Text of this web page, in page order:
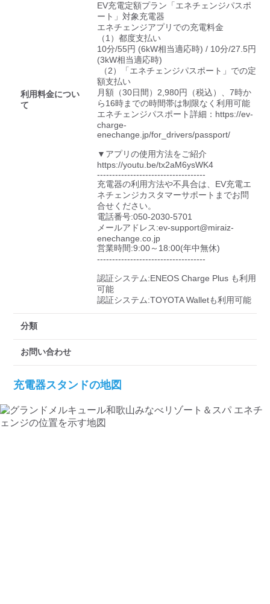
利用料金につい
て
EV充電定額プラン「エネチェンジパスポ
ート」対象充電器
エネチェンジアプリでの充電料金
（1）都度支払い
10分/55円 (6kW相当適応時) / 10分/27.5円
(3kW相当適応時)
額支払い
月額（30日間）2,980円（税込）、7時か
ら16時までの時間帯は制限なく利用可能
エネチェンジパスポート詳細：https://ev-
charge-
enechange.jp/for_drivers/passport/
▼アプリの使用方法をご紹介
https://youtu.be/tx2aM6ysWK4
------------------------------------
充電器の利用方法や不具合は、EV充電エ
ネチェンジカスタマーサポートまでお問
合せください。
電話番号:050-2030-5701
メールアドレス:ev-support@miraiz-
enechange.co.jp
営業時間:9:00～18:00(年中無休)
------------------------------------
認証システム:ENEOS Charge Plus も利用
可能
認証システム:TOYOTA Walletも利用可能
分類
お問い合わせ
充電器スタンドの地図